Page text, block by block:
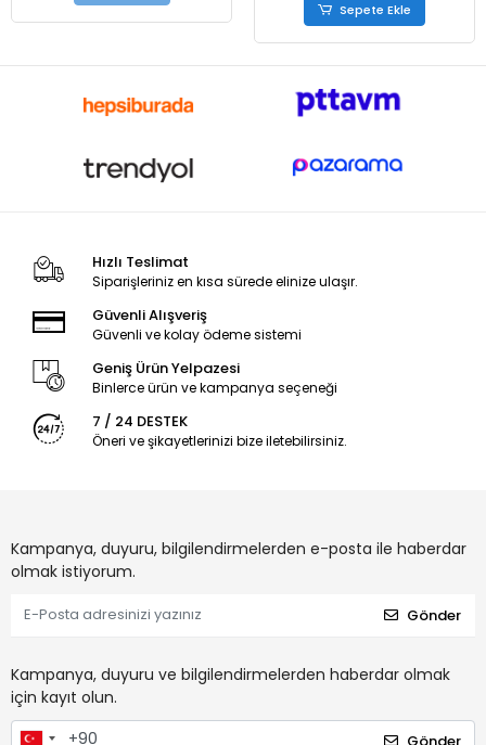
Sepete Ekle
Hızlı Teslimat
Siparişleriniz en kısa sürede elinize ulaşır.
Güvenli Alışveriş
Güvenli ve kolay ödeme sistemi
Geniş Ürün Yelpazesi
Binlerce ürün ve kampanya seçeneği
7 / 24 DESTEK
Öneri ve şikayetlerinizi bize iletebilirsiniz.
Kampanya, duyuru, bilgilendirmelerden e-posta ile haberdar
olmak istiyorum.
Gönder
Kampanya, duyuru ve bilgilendirmelerden haberdar olmak
için kayıt olun.